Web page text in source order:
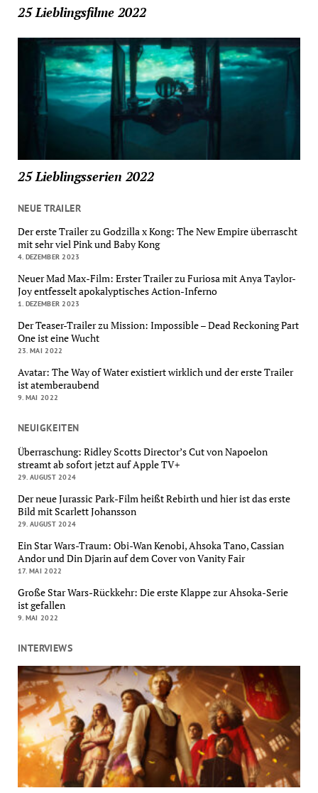
25 Lieblingsfilme 2022
25 Lieblingsserien 2022
NEUE TRAILER
Der erste Trailer zu Godzilla x Kong: The New Empire überrascht
mit sehr viel Pink und Baby Kong
4. DEZEMBER 2023
Neuer Mad Max-Film: Erster Trailer zu Furiosa mit Anya Taylor-
Joy entfesselt apokalyptisches Action-Inferno
1. DEZEMBER 2023
Der Teaser-Trailer zu Mission: Impossible – Dead Reckoning Part
One ist eine Wucht
23. MAI 2022
Avatar: The Way of Water existiert wirklich und der erste Trailer
ist atemberaubend
9. MAI 2022
NEUIGKEITEN
Überraschung: Ridley Scotts Director’s Cut von Napoelon
streamt ab sofort jetzt auf Apple TV+
29. AUGUST 2024
Der neue Jurassic Park-Film heißt Rebirth und hier ist das erste
Bild mit Scarlett Johansson
29. AUGUST 2024
Ein Star Wars-Traum: Obi-Wan Kenobi, Ahsoka Tano, Cassian
Andor und Din Djarin auf dem Cover von Vanity Fair
17. MAI 2022
Große Star Wars-Rückkehr: Die erste Klappe zur Ahsoka-Serie
ist gefallen
9. MAI 2022
INTERVIEWS